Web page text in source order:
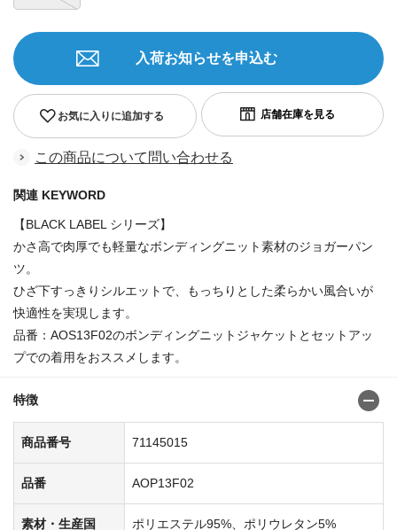
お気に入りに追加する
入荷お知らせを申込む
この商品について問い合わせる
関連 KEYWORD
【BLACK LABEL シリーズ】
かさ高で肉厚でも軽量なボンディングニット素材のジョガーパン
ツ。
ひざ下すっきりシルエットで、もっちりとした柔らかい風合いが
快適性を実現します。
品番：AOS13F02のボンディングニットジャケットとセットアッ
プでの着用をおススメします。
特徴
商品番号 71145015
品番 AOP13F02
素材・生産国 ポリエステル95%、ポリウレタン5%